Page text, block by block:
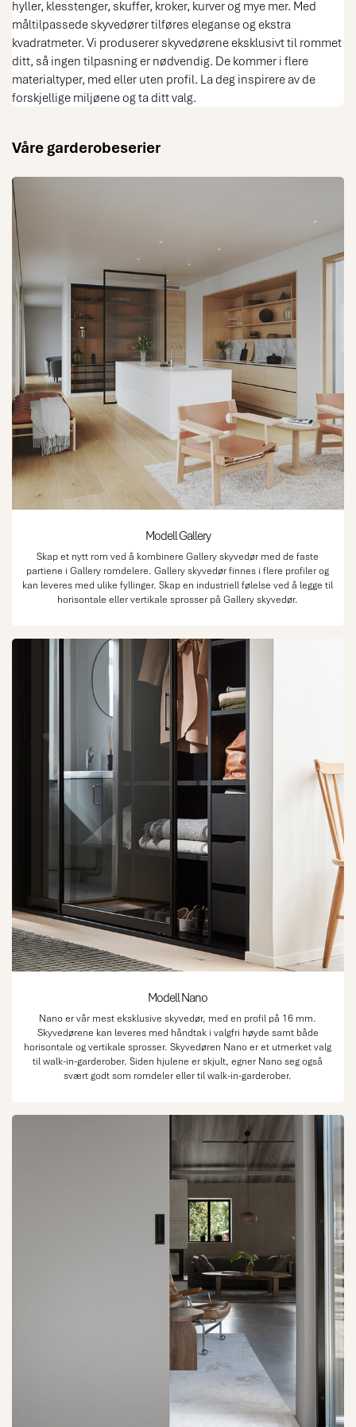
perfekt for deg som vil
kombinere estetikk med
maksimal oppbevaring. I dette
miljøet er garderoben også
tilpasset skråtak, noe som gjør
at rommets ellers utfordrende
vinkler blir fullt funksjonelle.
Bak de elegante skyvedørene
finnes en gjennomtenkt
innredning i steingrått,
mens hengeløsninger og hyller
gir fleksibilitet til en garderobe
som passer din hverdag.
Frontrow i kaffebrun med røkt
eikefinish er mer enn en
garderobe – det er en
skreddersydd designløsning
som løfter hele rommet.
VEGG: Jotun Macchiato.
Fondvegg bak garderobe: Jotun
Minerals Marrakesh. GULV:
Tekstilteppe Golvabia Vogue
Sand.
hyller, klesstenger, skuffer, kroker, kurver og mye mer. Med
måltilpassede skyvedører tilføres eleganse og ekstra
kvadratmeter. Vi produserer skyvedørene eksklusivt til rommet
ditt, så ingen tilpasning er nødvendig. De kommer i flere
materialtyper, med eller uten profil. La deg inspirere av de
forskjellige miljøene og ta ditt valg.
Våre garderobeserier
Modell Gallery
Skap et nytt rom ved å kombinere Gallery skyvedør med de faste
partiene i Gallery romdelere. Gallery skyvedør finnes i flere profiler og
kan leveres med ulike fyllinger. Skap en industriell følelse ved å legge til
horisontale eller vertikale sprosser på Gallery skyvedør.
Modell Nano
Nano er vår mest eksklusive skyvedør, med en profil på 16 mm.
Skyvedørene kan leveres med håndtak i valgfri høyde samt både
horisontale og vertikale sprosser. Skyvedøren Nano er et utmerket valg
til walk-in-garderober. Siden hjulene er skjult, egner Nano seg også
svært godt som romdeler eller til walk-in-garderober.